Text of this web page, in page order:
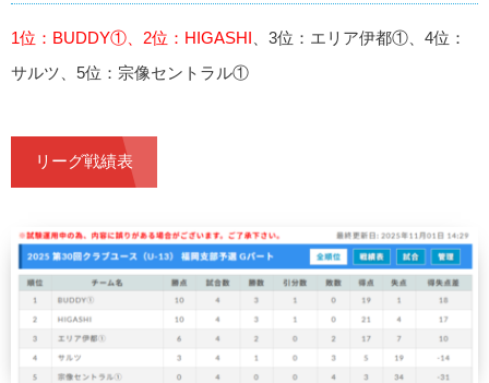
1位：BUDDY①、2位：HIGASHI 、3位：エリア伊都①、4位：
サルツ、5位：宗像セントラル①
リーグ戦績表